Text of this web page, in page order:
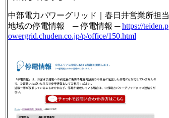
中部電力パワーグリッド｜春日井営業所担当
地域の停電情報 ─ 停電情報 ─https://teiden.p
owergrid.chuden.co.jp/p/office/150.html